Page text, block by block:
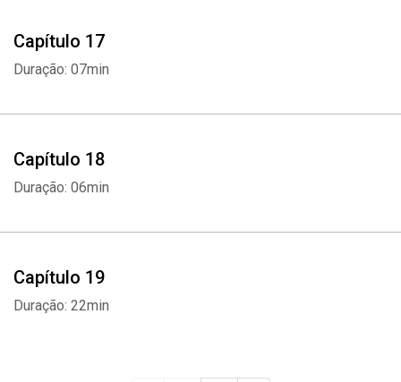
Capítulo 17
Duração: 07min
Capítulo 18
Duração: 06min
Capítulo 19
Duração: 22min